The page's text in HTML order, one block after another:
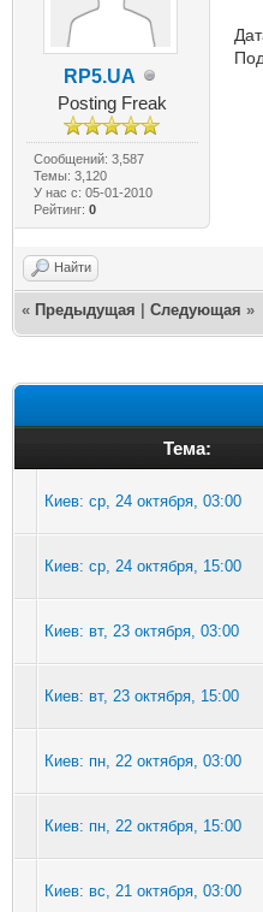
RP5.UA
Posting Freak
Сообщений: 3,587
Темы: 3,120
У нас с: 05-01-2010
Рейтинг: 0
Найти
« Предыдущая Следующая »
Тема:
Киев: ср, 24 октября, 03:00
Киев: ср, 24 октября, 15:00
Киев: вт, 23 октября, 03:00
Киев: вт, 23 октября, 15:00
Киев: пн, 22 октября, 03:00
Киев: пн, 22 октября, 15:00
Киев: вс, 21 октября, 03:00